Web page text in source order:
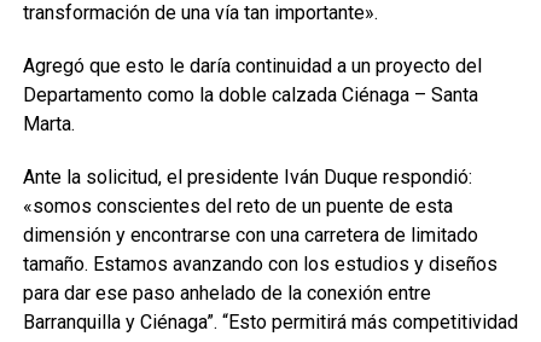
transformación de una vía tan importante».
Agregó que esto le daría continuidad a un proyecto del
Departamento como la doble calzada Ciénaga – Santa
Marta.
Ante la solicitud, el presidente Iván Duque respondió:
«somos conscientes del reto de un puente de esta
dimensión y encontrarse con una carretera de limitado
tamaño. Estamos avanzando con los estudios y diseños
para dar ese paso anhelado de la conexión entre
Barranquilla y Ciénaga”. “Esto permitirá más competitividad